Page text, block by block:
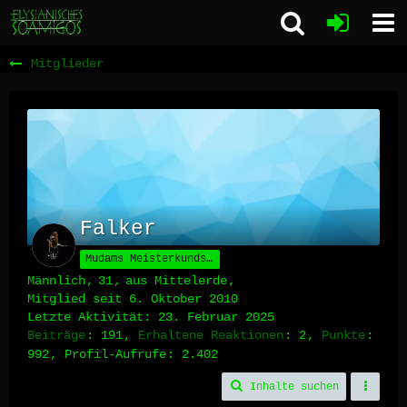
Mitglieder
Falker
Mudams Meisterkundschafter
Männlich 31
aus Mittelerde
Mitglied seit 6. Oktober 2010
Letzte Aktivität: 23. Februar 2025
Beiträge
191 Erhaltene Reaktionen 2
Punkte
992
Profil-Aufrufe 2.402
Inhalte suchen